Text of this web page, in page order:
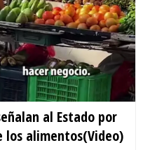
al Estado por
los alimentos(Video)